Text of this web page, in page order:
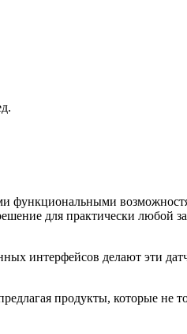
функциональными
для практически любой
интерфейсов делают эти
продукты, которые не